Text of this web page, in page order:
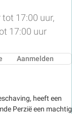
17:00 uur,
17:00 uur
Aanmelden
heeft een
Perzië een machtig